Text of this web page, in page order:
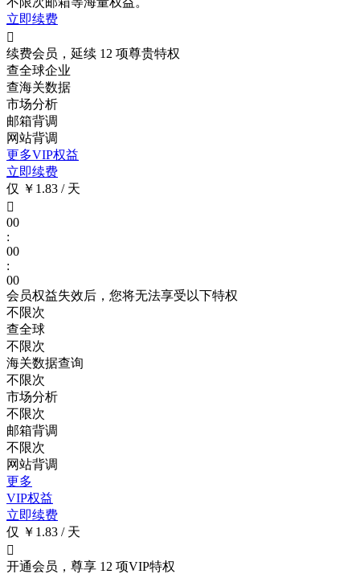
立即续费

续费会员，延续 12 项尊贵特权
查全球企业
查海关数据
市场分析
邮箱背调
网站背调
更多VIP权益
立即续费
仅 ￥1.83 / 天

00
:
00
:
00
会员权益失效后，您将无法享受以下特权
不限次
查全球
不限次
海关数据查询
不限次
市场分析
不限次
邮箱背调
不限次
网站背调
更多
VIP权益
立即续费
仅 ￥1.83 / 天

开通会员，尊享 12 项VIP特权